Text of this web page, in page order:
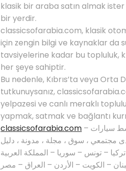
klasik bir araba satın almak
bir yerdir.
classicsofarabia.com, klasik
için zengin bilgi ve kaynaklar da
tavsiyelerine kadar bu topluluk,
her şeye sahiptir.
Bu nedenle, Kıbrıs’ta veya
tutkunuysanız,
yelpazesi ve canlı meraklı
yapmak, satmak ve bağlantı
classicsofarabia.com – الصفحة الرئيسية لعشاق السيارات الكلاسيكية في الشرق الأوسط سيارات
مجتمعي ، سوق ، مجلة ، مدونة ، دليل
– تونس – سوريا – المملكة العربية
– الكويت – الأردن – العراق – مصر